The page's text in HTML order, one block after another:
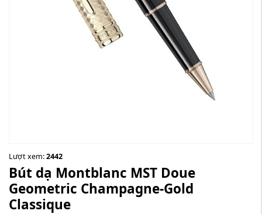
Lượt xem:2442
Bút dạ Montblanc MST Doue
Geometric Champagne-Gold
Classique